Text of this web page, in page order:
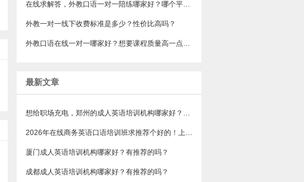
在线求解答，外教口语一对一陪练哪家好？哪个平台的外教比较靠谱？
外教一对一线下收费标准是多少？性价比高吗？
外教口语在线一对一哪家好？想要课程质量高一点的，有吗？
最新文章
想给职场充电，郑州的成人英语培训机构哪家好？求真实体验，广告勿扰，感谢！
2026年在线商务英语口语培训班求推荐个好的！上班族急需，哪家好？
厦门成人英语培训机构哪家好？有推荐的吗？
成都成人英语培训机构哪家好？有推荐的吗？